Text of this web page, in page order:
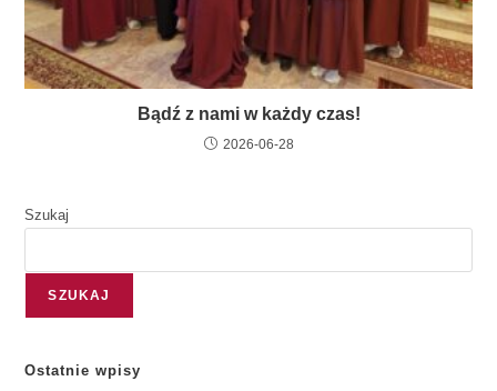
Bądź z nami w każdy czas!
2026-06-28
Szukaj
SZUKAJ
Ostatnie wpisy